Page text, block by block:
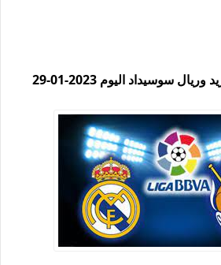
تنطلق مباراة ريال مدريد وريال سوسيداد اليوم 2023-01-29